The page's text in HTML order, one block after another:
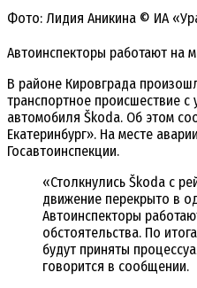
Фото: Лидия Аникина © ИА
Автоинспекторы работают на
В районе Кировграда
транспортное происшествие с
автомобиля Škoda. Об этом
Екатеринбург». На месте
Госавтоинспекции.
«Столкнулись Škoda с
движение перекрыто в
Автоинспекторы
обстоятельства. По
будут приняты
говорится в сообщении.